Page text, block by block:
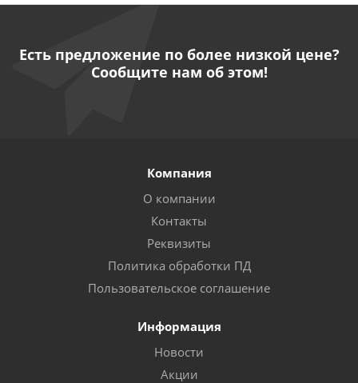
Есть предложение по более низкой цене?
Сообщите нам об этом!
Компания
О компании
Контакты
Реквизиты
Политика обработки ПД
Пользовательское соглашение
Информация
Новости
Акции